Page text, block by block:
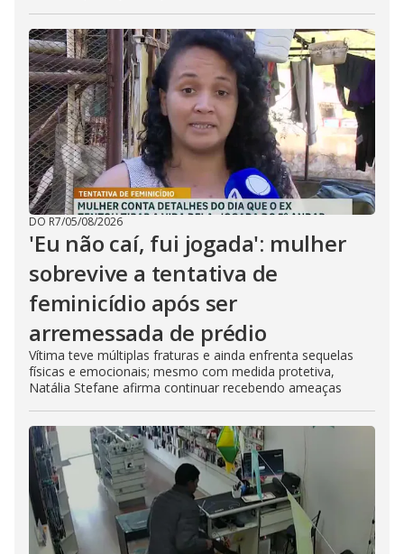
DO R7/05/08/2026
'Eu não caí, fui jogada': mulher
sobrevive a tentativa de
feminicídio após ser
arremessada de prédio
Vítima teve múltiplas fraturas e ainda enfrenta sequelas
físicas e emocionais; mesmo com medida protetiva,
Natália Stefane afirma continuar recebendo ameaças